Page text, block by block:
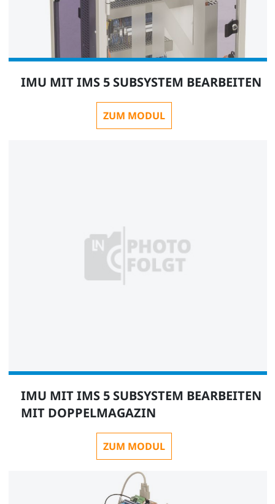
IMU MIT IMS 5 SUBSYSTEM BEARBEITEN
ZUM MODUL
IMU MIT IMS 5 SUBSYSTEM BEARBEITEN
MIT DOPPELMAGAZIN
ZUM MODUL